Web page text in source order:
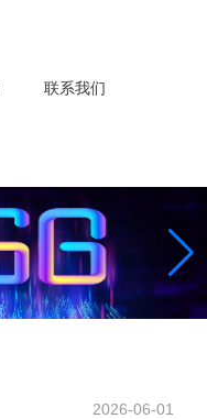
联系我们
2026-06-01